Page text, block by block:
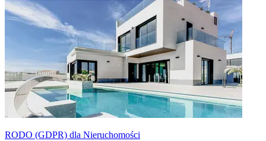
RODO (GDPR) dla Nieruchomości